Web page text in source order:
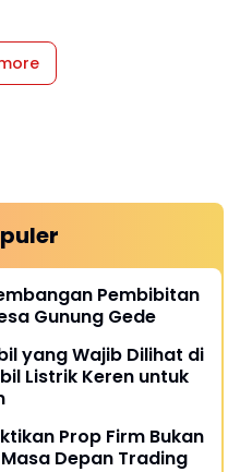
Pembibitan
Gunung Gede
yang Wajib Dilihat di
Listrik Keren untuk
Prop Firm Bukan
Depan Trading